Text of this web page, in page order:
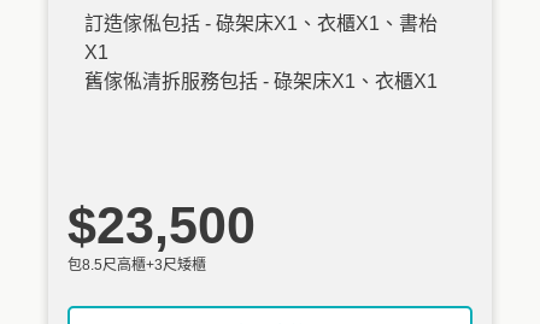
訂造傢俬包括 - 碌架床X1、衣櫃X1、書枱
X1
舊傢俬清拆服務包括 - 碌架床X1、衣櫃X1
$23,500
包8.5尺高櫃+3尺矮櫃